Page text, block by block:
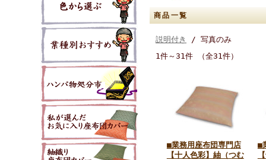
商品一覧
説明付き
/ 写真のみ
1件～31件 （全31件）
■業務用座布団専門店
【十人色彩】紬（つむ
■